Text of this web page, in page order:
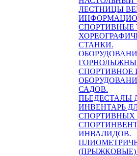
ЛЕСТНИЦЫ
СПОРТИВНЫЕ
СТАНКИ.
СПОРТИВНОЕ
САДОВ.
ПЬЕДЕСТАЛЫ
ИНВЕНТАРЬ
СПОРТИВНЫХ
ИНВАЛИДОВ.
(ПРЫЖКОВЫЕ)